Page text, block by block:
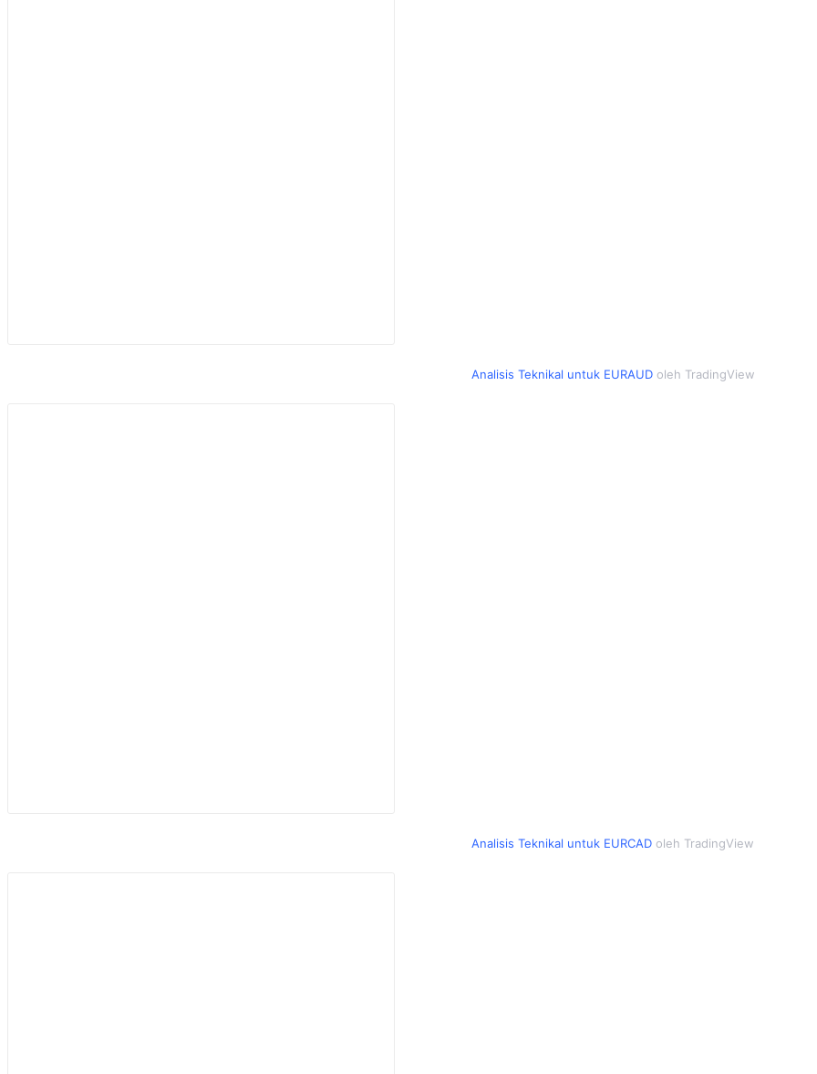
Analisis Teknikal untuk EURAUDoleh TradingView
Analisis Teknikal untuk EURCAD oleh TradingView